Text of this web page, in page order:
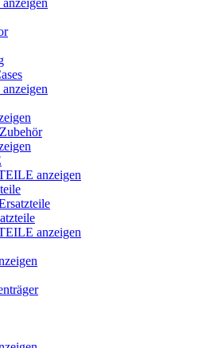
anzeigen
anzeigen